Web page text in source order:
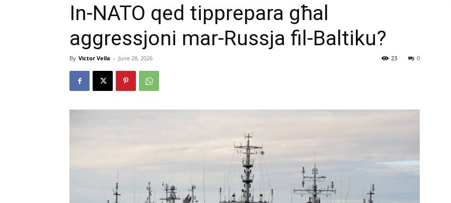
In-NATO qed tipprepara għal
aggressjoni mar-Russja fil-Baltiku?
By Victor Vella - June 28, 2026 0
23